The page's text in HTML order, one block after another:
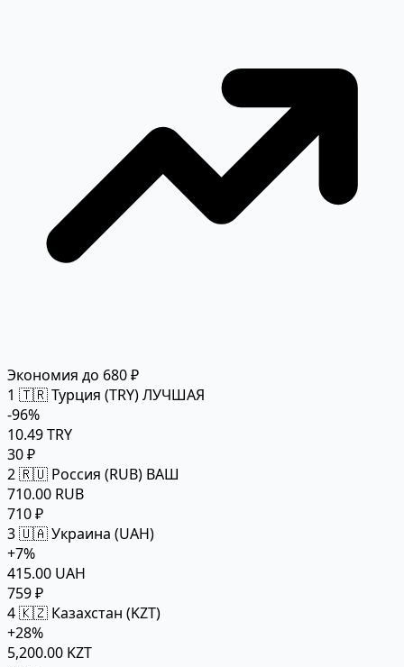
Экономия до 680 ₽
1 🇹🇷 Турция (TRY)ЛУЧШАЯ
-96%
10.49 TRY
30 ₽
2🇷🇺 Россия (RUB) ВАШ
710.00 RUB
710 ₽
3🇺🇦 Украина (UAH)
+7%
415.00 UAH
759 ₽
4🇰🇿 Казахстан (KZT)
+28%
5,200.00 KZT